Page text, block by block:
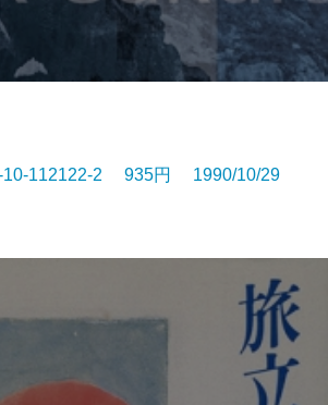
112122-2 935円 1990/10/29